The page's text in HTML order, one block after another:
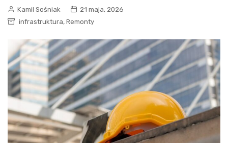
Kamil Sośniak
21 maja, 2026
infrastruktura, Remonty